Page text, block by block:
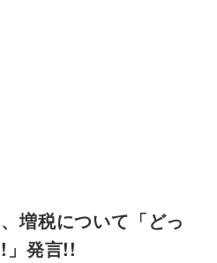
増税について「どっ
」発言!!